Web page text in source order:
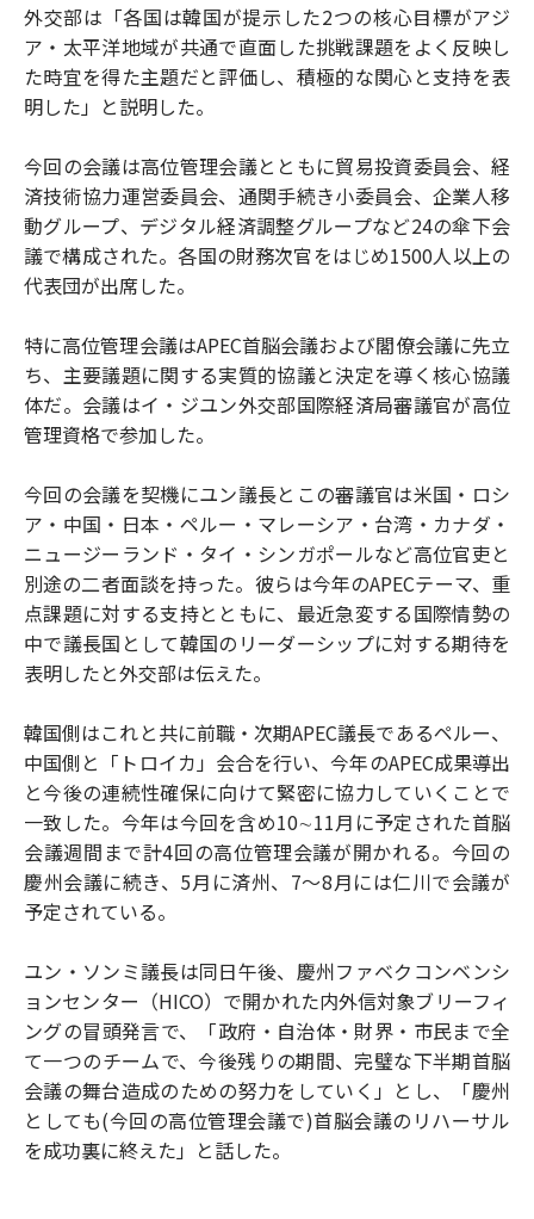
外交部は「各国は韓国が提示した2つの核心目標がアジ
ア・太平洋地域が共通で直面した挑戦課題をよく反映し
た時宜を得た主題だと評価し、積極的な関心と支持を表
明した」と説明した。
今回の会議は高位管理会議とともに貿易投資委員会、経
済技術協力運営委員会、通関手続き小委員会、企業人移
動グループ、デジタル経済調整グループなど24の傘下会
議で構成された。各国の財務次官をはじめ1500人以上の
代表団が出席した。
特に高位管理会議はAPEC首脳会議および閣僚会議に先立
ち、主要議題に関する実質的協議と決定を導く核心協議
体だ。会議はイ・ジユン外交部国際経済局審議官が高位
管理資格で参加した。
今回の会議を契機にユン議長とこの審議官は米国・ロシ
ア・中国・日本・ペルー・マレーシア・台湾・カナダ・
ニュージーランド・タイ・シンガポールなど高位官吏と
別途の二者面談を持った。彼らは今年のAPECテーマ、重
点課題に対する支持とともに、最近急変する国際情勢の
中で議長国として韓国のリーダーシップに対する期待を
表明したと外交部は伝えた。
韓国側はこれと共に前職・次期APEC議長であるペルー、
中国側と「トロイカ」会合を行い、今年のAPEC成果導出
と今後の連続性確保に向けて緊密に協力していくことで
一致した。今年は今回を含め10∼11月に予定された首脳
会議週間まで計4回の高位管理会議が開かれる。今回の
慶州会議に続き、5月に済州、7～8月には仁川で会議が
予定されている。
ユン・ソンミ議長は同日午後、慶州ファベクコンベンシ
ョンセンター（HICO）で開かれた内外信対象ブリーフィ
ングの冒頭発言で、「政府・自治体・財界・市民まで全
て一つのチームで、今後残りの期間、完璧な下半期首脳
会議の舞台造成のための努力をしていく」とし、「慶州
としても(今回の高位管理会議で)首脳会議のリハーサル
を成功裏に終えた」と話した。